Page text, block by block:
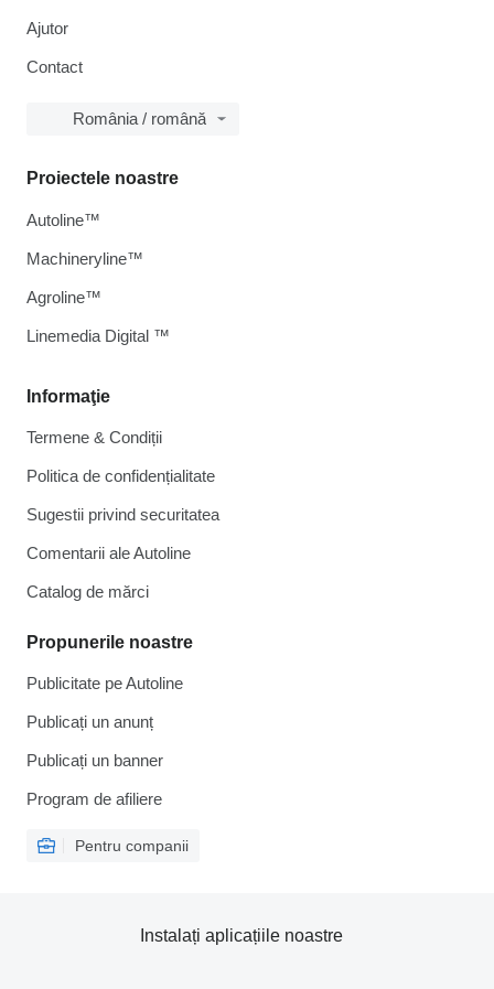
Ajutor
Contact
România / română
Informaţie
Termene & Condiții
Politica de confidențialitate
Sugestii privind securitatea
Comentarii ale Autoline
Catalog de mărcі
Propunerile noastre
Publicitate pe Autoline
Publicați un anunț
Publicați un banner
Program de afiliere
Pentru companii
Proiectele noastre
Autoline™
Machineryline™
Agroline™
Linemedia Digital ™
Instalați aplicațiile noastre